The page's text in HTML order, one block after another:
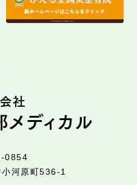
0854
河原町536-1